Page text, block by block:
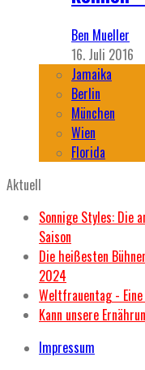
Ben Mueller
16. Juli 2016
Jamaika
Berlin
München
Wien
Florida
Aktuell
Sonnige Styles: Die
Saison
Die heißesten
2024
Weltfrauentag -
Kann unsere
Impressum